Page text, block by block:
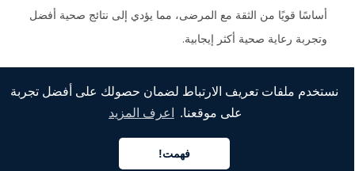
نستخدم ملفات تعريف الارتباط لضمان حصولك على أفضل تجربة
على موقعنا.
اعرف المزيد
فهمت!
أساسًا قويًا من الثقة مع المرضى، مما يؤدي إلى نتائج صحية أفضل
وتجربة رعاية صحية أكثر إيجابية.
خدمات ترجمة متوافقة مع HIPAA تلبي أعلى معايير الدقة
والأمان. من خلال فريق من المترجمين المعتمدين ذوي الخبرة في
العربية